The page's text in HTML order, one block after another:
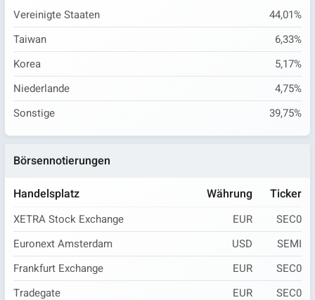
Vereinigte Staaten
44,01%
Taiwan
6,33%
Korea
5,17%
Niederlande
4,75%
Sonstige
39,75%
Börsennotierungen
Handelsplatz
Währung Ticker
XETRA Stock Exchange EUR
SEC0
Euronext Amsterdam
USD
SEMI
Frankfurt Exchange
EUR
SEC0
Tradegate
EUR SEC0